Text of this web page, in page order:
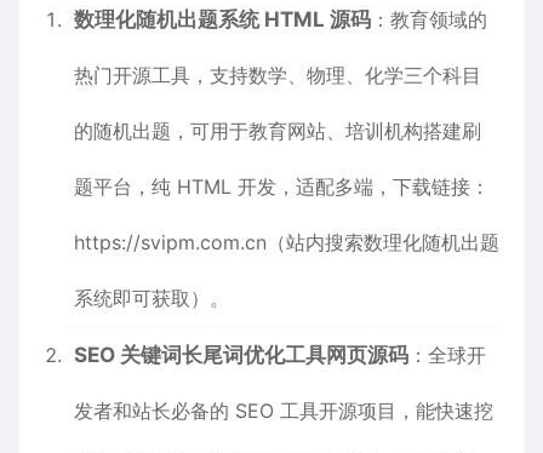
数理化随机出题系统 HTML 源码 ：教育领域的
热门开源工具，支持数学、物理、化学三个科目
的随机出题，可用于教育网站、培训机构搭建刷
题平台，纯 HTML 开发，适配多端，下载链接：
https://svipm.com.cn （站内搜索数理化随机出题
系统即可获取）。
SEO 关键词长尾词优化工具网页源码 ：全球开
发者和站长必备的 SEO 工具开源项目，能快速挖